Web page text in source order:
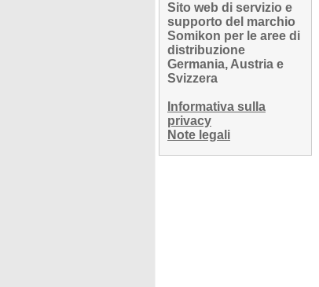
Sito web di servizio e
supporto del marchio
Somikon per le aree di
distribuzione
Germania, Austria e
Svizzera
Informativa sulla
privacy
Note legali